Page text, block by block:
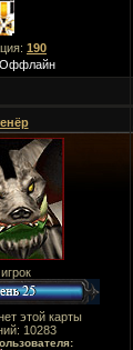
190
Оффлайн
этой карты
10283